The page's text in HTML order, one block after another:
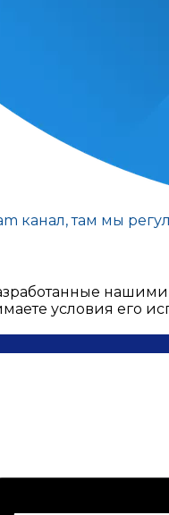
канал, там мы
условия его